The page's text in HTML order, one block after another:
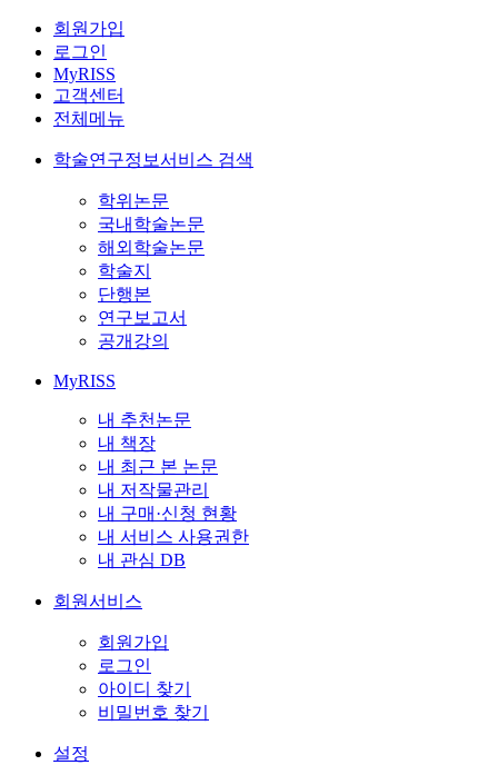
회원가입
로그인
MyRISS
고객센터
전체메뉴
학술연구정보서비스 검색
학위논문
국내학술논문
해외학술논문
학술지
단행본
연구보고서
공개강의
MyRISS
내 추천논문
내 책장
내 최근 본 논문
내 저작물관리
내 구매·신청 현황
내 서비스 사용권한
내 관심 DB
회원서비스
회원가입
로그인
아이디 찾기
비밀번호 찾기
설정